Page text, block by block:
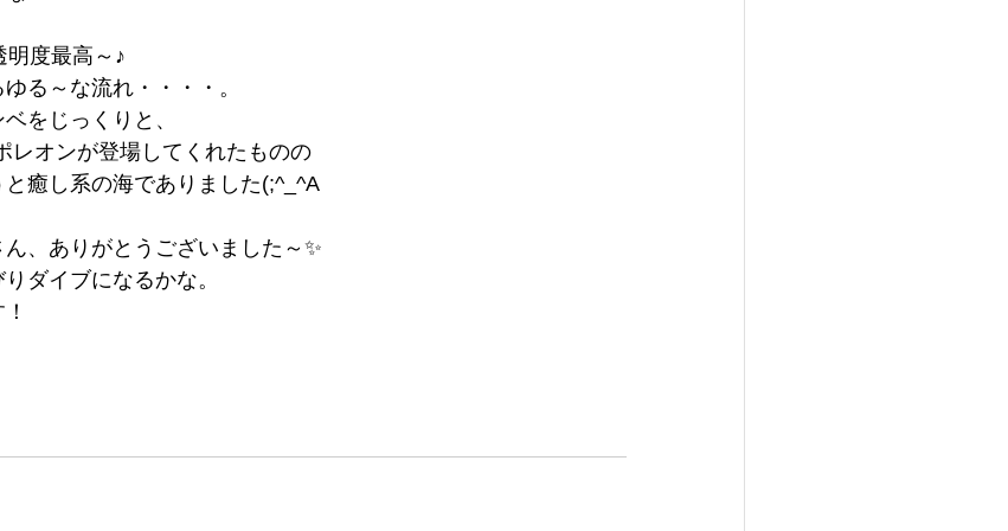
明度最高～♪
る～な流れ・・・・。
をじっくりと、
レオンが登場してくれたものの
癒し系の海でありました(;^_^A
、ありがとうございました～✨
ダイブになるかな。